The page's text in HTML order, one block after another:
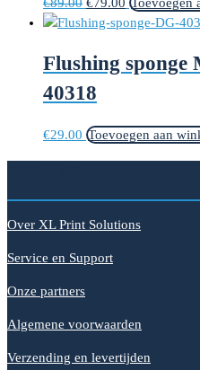
prijs
€89.00.
prijs
€79.00.
Flushing sponge
40318
€29.00 Toevoegen aan
Over XL Print Solutions
Service en Support
Onze partners
Algemene voorwaarden
Verzending en levertijden